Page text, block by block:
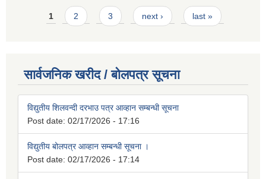
Pages
1 2 3 next › last »
सार्वजनिक खरीद / बोलपत्र सूचना
विद्युतीय शिलवन्दी दरभाउ पत्र आव्हान सम्बन्धी सूचना
Post date: 02/17/2026 - 17:16
विद्युतीय बोलपत्र आव्हान सम्बन्धी सूचना ।
Post date: 02/17/2026 - 17:14